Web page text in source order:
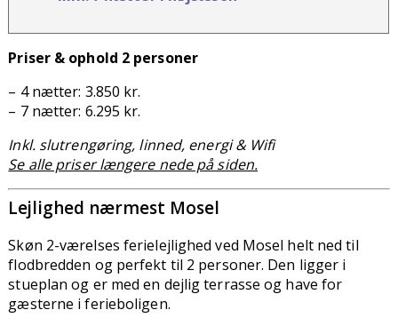
Priser & ophold 2 personer
– 4 nætter: 3.850 kr.
– 7 nætter: 6.295 kr.
Inkl. slutrengøring, linned, energi & Wifi
Se alle priser længere nede på siden.
Lejlighed nærmest Mosel
Skøn 2-værelses ferielejlighed ved Mosel helt ned til
flodbredden og perfekt til 2 personer. Den ligger i
stueplan og er med en dejlig terrasse og have for
gæsterne i ferieboligen.